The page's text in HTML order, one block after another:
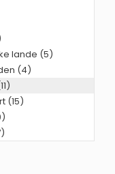
lande (5)
(4)
(15)